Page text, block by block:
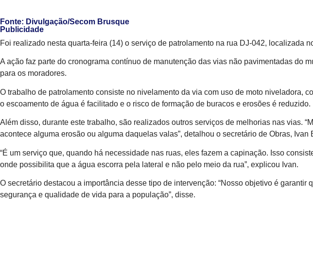
Fonte: Divulgação/Secom Brusque
Publicidade
Foi realizado nesta quarta-feira (14) o serviço de patrolamento na rua DJ-042, localizada
A ação faz parte do cronograma contínuo de manutenção das vias não pavimentadas do
para os moradores.
O trabalho de patrolamento consiste no nivelamento da via com uso de moto niveladora,
o escoamento de água é facilitado e o risco de formação de buracos e erosões é reduzido.
Além disso, durante este trabalho, são realizados outros serviços de melhorias nas vias.
acontece alguma erosão ou alguma daquelas valas”, detalhou o secretário de Obras, Ivan
“É um serviço que, quando há necessidade nas ruas, eles fazem a capinação. Isso
onde possibilita que a água escorra pela lateral e não pelo meio da rua”, explicou Ivan.
O secretário destacou a importância desse tipo de intervenção: “Nosso objetivo é
segurança e qualidade de vida para a população”, disse.